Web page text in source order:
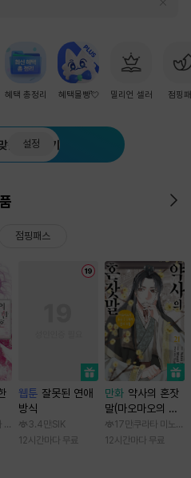
혜택 총정리 혜택몰빵💘 밀리언 셀러 점핑
춤 추천 받기
설정
점핑패스
리토 / 아기토기 아쿠미
웹툰 잘못된 연애
방식
3.4만 SIK
12시간마다 무료
만화 약사의 혼잣
말(마오마오의 후
궁 수수께끼 풀이
수첩)
17만 쿠라타 미노지
12시간마다 무료